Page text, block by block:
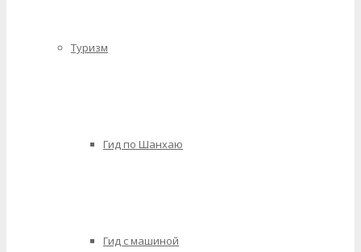
Туризм
Гид по Шанхаю
Гид с машиной